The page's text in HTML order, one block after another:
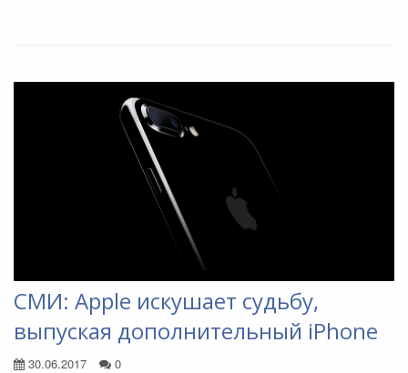
СМИ: Apple искушает судьбу,
выпуская дополнительный iPhone
30.06.2017 0